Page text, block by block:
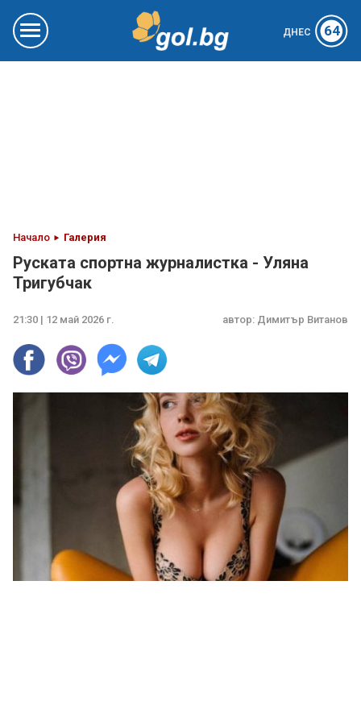
ДНЕС 64
Начало Галерия
Руската спортна журналистка - Уляна
Тригубчак
21:30 | 12 май 2026 г. автор: Димитър Витанов